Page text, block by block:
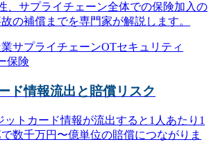
、サプライチェーン全体での保険加入の
の補償までを専門家が解説します。
サプライチェーンOTセキュリティ
保険
ド情報流出と賠償リスク
ットカード情報が流出すると1人あたり1
数千万円〜億単位の賠償につながりま